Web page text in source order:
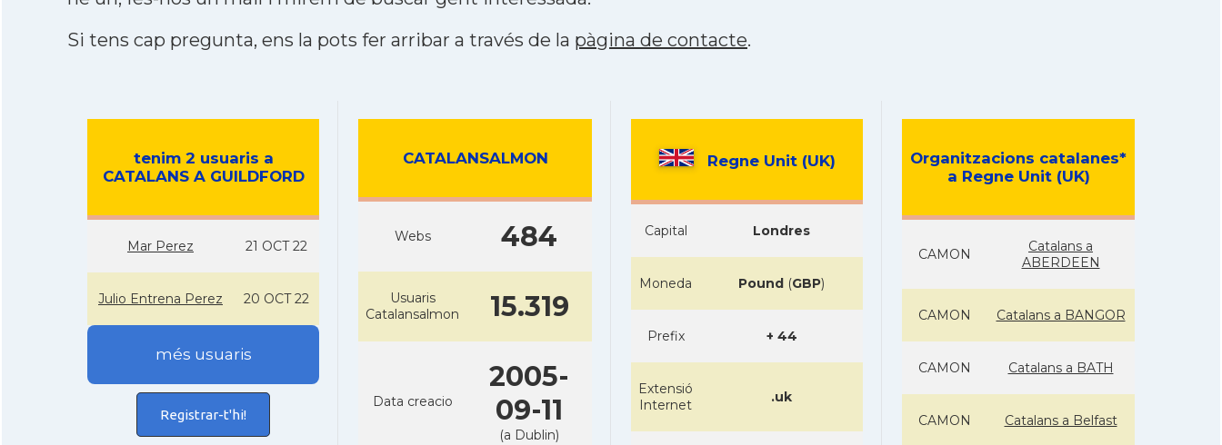
Si tens cap pregunta, ens la pots fer arribar a través de la pàgina de contacte.
tenim 2 usuaris a
CATALANS A GUILDFORD
Mar Perez 21 OCT 22
Julio Entrena Perez 20 OCT 22
més usuaris
Registrar-t'hi!
CATALANSALMON
Webs 484
Usuaris
Catalansalmon
15.319
Data creacio
2005-
09-11
(a Dublin)
Regne Unit (UK)
Capital Londres
Moneda Pound (GBP)
Prefix + 44
Extensió
Internet
.uk
Organitzacions catalanes*
a Regne Unit (UK)
CAMON
Catalans a
ABERDEEN
CAMON Catalans a BANGOR
CAMON Catalans a BATH
CAMON Catalans a Belfast